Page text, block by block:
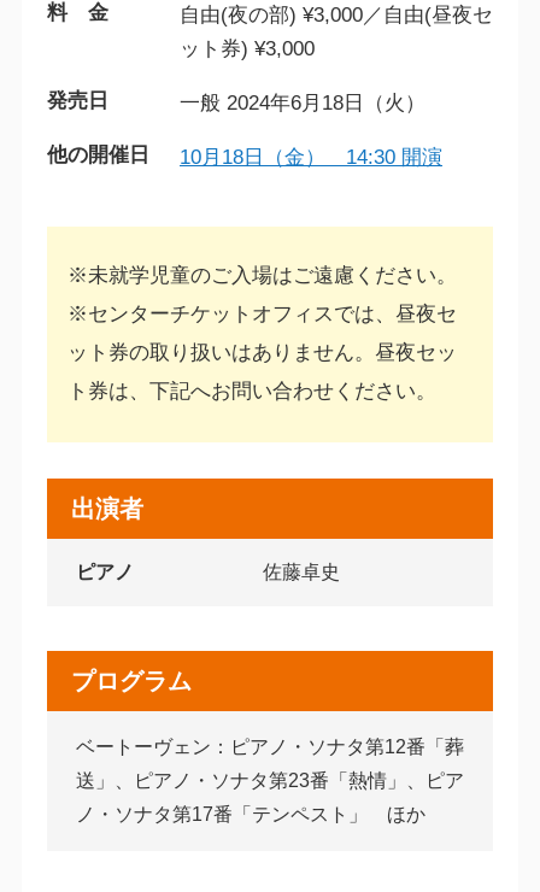
料 金
自由(夜の部) ¥3,000／自由(昼夜セ
ット券) ¥3,000
発売日 一般 2024年6月18日（火）
他の開催日 10月18日（金） 14:30 開演
※未就学児童のご入場はご遠慮ください。
※センターチケットオフィスでは、昼夜セ
ット券の取り扱いはありません。昼夜セッ
ト券は、下記へお問い合わせください。
出演者
ピアノ 佐藤卓史
プログラム
ベートーヴェン：ピアノ・ソナタ第12番「葬
送」、ピアノ・ソナタ第23番「熱情」、ピア
ノ・ソナタ第17番「テンペスト」 ほか